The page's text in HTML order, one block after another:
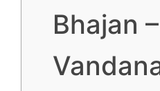
Bhajan